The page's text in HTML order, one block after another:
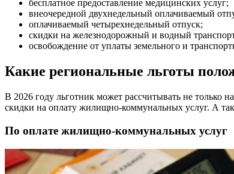
бесплатное предоставление медицинских услуг;
внеочередной двухнедельный оплачиваемый
оплачиваемый четырехнедельный отпуск;
скидки на железнодорожный и водный
освобождение от уплаты земельного и
Какие региональные льготы
В 2026 году льготник может рассчитывать не только
скидки на оплату жилищно-коммунальных услуг. А
По оплате жилищно-коммунальных услуг